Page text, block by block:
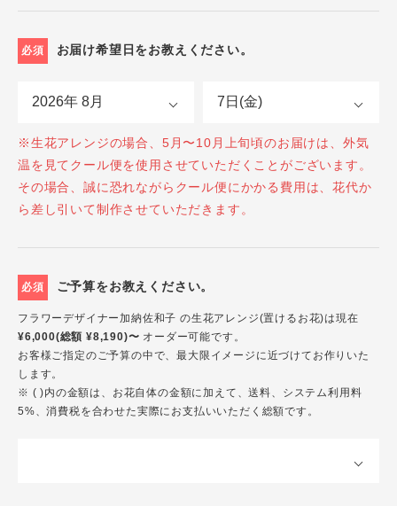
必須 お届け希望日をお教えください。
※生花アレンジの場合、5月〜10月上旬頃のお届けは、外気
温を見てクール便を使用させていただくことがございます。
その場合、誠に恐れながらクール便にかかる費用は、花代か
ら差し引いて制作させていただきます。
必須 ご予算をお教えください。
フラワーデザイナー加納佐和子 の生花アレンジ(置けるお花)は現在
¥6,000(総額 ¥8,190)〜 オーダー可能です。
お客様ご指定のご予算の中で、最大限イメージに近づけてお作りいた
します。
※ ( )内の金額は、お花自体の金額に加えて、送料、システム利用料
5%、消費税を合わせた実際にお支払いいただく総額です。